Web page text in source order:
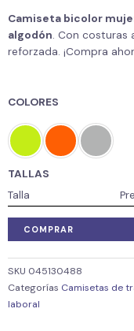
Camiseta bicolor
algodón. Con costuras
reforzada. ¡Compra
COLORES
TALLAS
Talla
COMPRAR
SKU 045130488
Categorías Camisetas de
laboral